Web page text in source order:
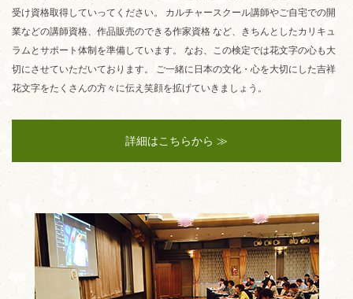
受け資格取得していってください。 カルチャースクール講師やご自宅での開
業などの講師資格、作品販売のできる作家資格 など、きちんとしたカリキュ
ラムとサポート体制を準備しています。 なお、この検定では花文字の心も大
切にさせていただいております。 ご一緒に日本の文化・心を大切にした吉祥
花文字をたくさんの方々に伝え笑顔を拡げていきましょう。
詳細はこちらから ≫